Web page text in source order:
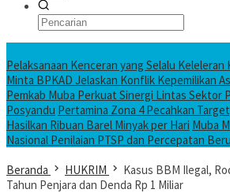
Pelaksanaan Kenceran yang Selalu Keleleran
Minta BPKAD Jelaskan Konflik Kepemilikan
Pemkab Muba Perkuat Sinergi Lintas Sektor
Posyandu Pertamina Zona 4 Pecahkan
Hasilkan Ribuan Barel Minyak per Hari Muba
Nasional Penilaian PTSP dan Percepatan
Beranda
HUKRIM
Kasus BBM Ilegal,
Tahun Penjara dan Denda Rp 1 Miliar